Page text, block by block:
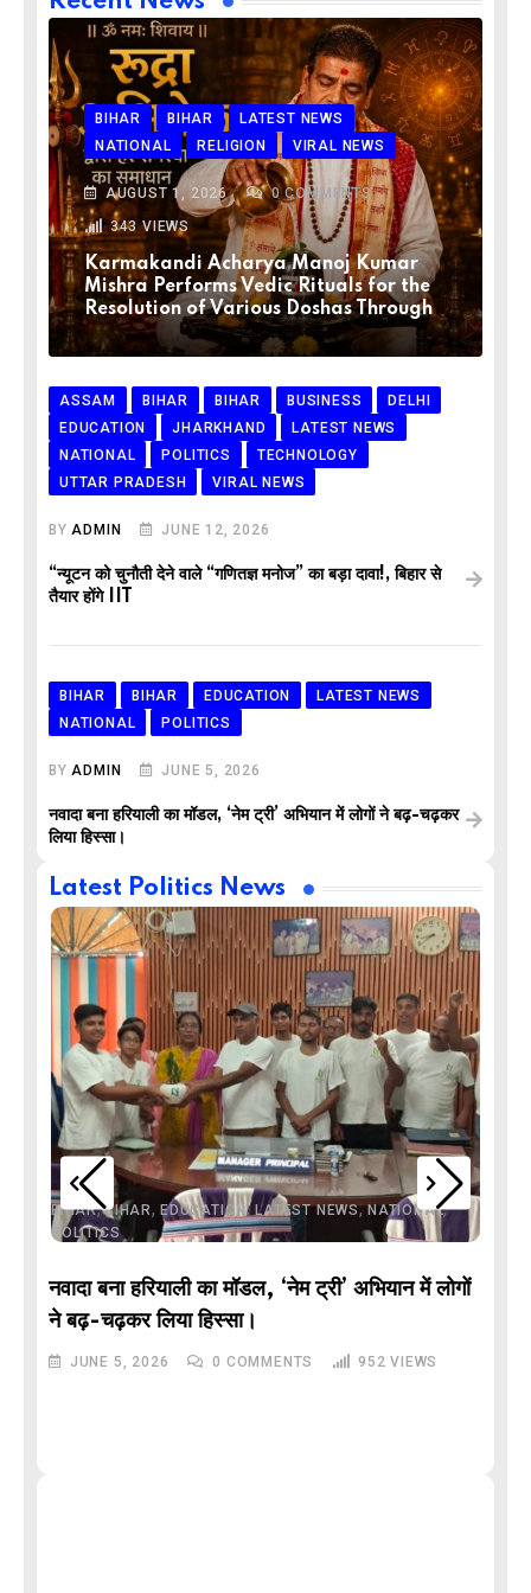
BIHAR BIHAR
LATEST NEWS
NATIONAL
RELIGION VIRAL NEWS
AUGUST 1, 2026 0COMMENTS
343VIEWS
Karmakandi Acharya Manoj Kumar
Mishra Performs Vedic Rituals for the
Resolution of Various Doshas Through
ASSAM BIHAR BIHAR BUSINESS
DELHI
EDUCATION
JHARKHAND
LATEST NEWS
NATIONAL
POLITICS
TECHNOLOGY
UTTAR PRADESH
VIRAL NEWS
BYADMIN JUNE 12, 2026
“न्यूटन को चुनौती देने वाले “गणितज्ञ मनोज” का बड़ा दावा!, बिहार से
तैयार होंगे IIT
BIHAR BIHAR EDUCATION
LATEST NEWS
NATIONAL
POLITICS
BYADMIN JUNE 5, 2026
नवादा बना हरियाली का मॉडल, ‘नेम ट्री’ अभियान में लोगों ने बढ़-चढ़कर
लिया हिस्सा।
Latest Politics News
BIHAR,BIHAR, EDUCATION,LATEST NEWS,NATIONAL,
POLITICS
नवादा बना हरियाली का मॉडल, ‘नेम ट्री’ अभियान में लोगों
ने बढ़-चढ़कर लिया हिस्सा।
JUNE 5, 2026 0 COMMENTS 952 VIEWS